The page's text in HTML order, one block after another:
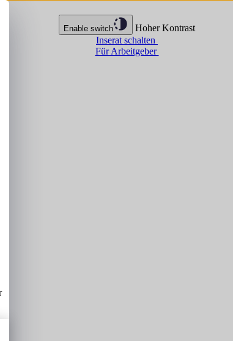
Enable switch
Hoher Kontrast
Inserat schalten
Für Arbeitgeber